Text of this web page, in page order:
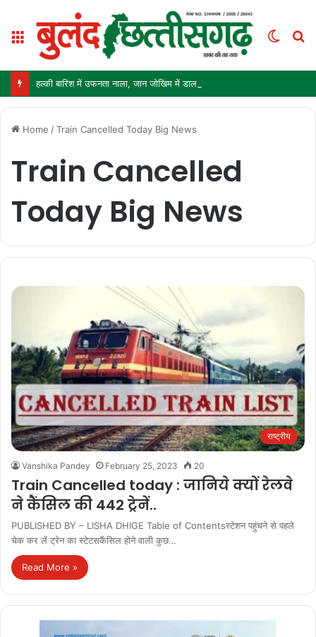
Menu
Switch
Home /Train Cancelled Today Big News
Train Cancelled
Today Big News
राष्ट्रीय
Vanshika Pandey February 25, 2023 20
Train Cancelled today : जानिये क्यों रेलवे
ने कैंसिल की 442 ट्रेनें..
PUBLISHED BY – LISHA DHIGE Table of Contentsस्टेशन पहुंचने से पहले
चेक कर लें ट्रेन का स्टेटसकैंसिल होने वाली कुछ…
Read More »